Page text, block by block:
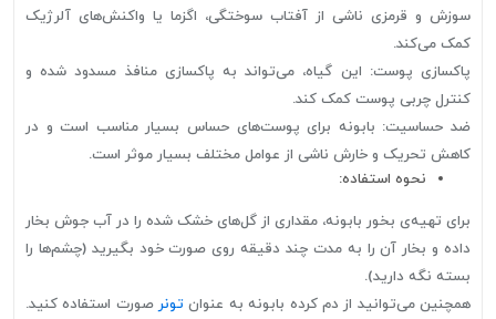
سوزش و قرمزی ناشی از آفتاب سوختگی، اگزما یا واکنش‌های آلرژیک
کمک می‌کند.
پاکسازی پوست: این گیاه، می‌تواند به پاکسازی منافذ مسدود شده و
کنترل چربی پوست کمک کند.
ضد حساسیت: بابونه برای پوست‌های حساس بسیار مناسب است و در
کاهش تحریک و خارش ناشی از عوامل مختلف بسیار موثر است.
نحوه استفاده:
برای تهیه‌ی بخور بابونه، مقداری از گل‌های خشک شده را در آب جوش بخار
داده و بخار آن را به مدت چند دقیقه روی صورت خود بگیرید (چشم‌ها را
بسته نگه دارید).
همچنین می‌توانید از دم کرده بابونه به عنوان تونر صورت استفاده کنید.